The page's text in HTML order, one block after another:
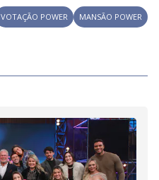
VOTAÇÃO POWER MANSÃO POWER